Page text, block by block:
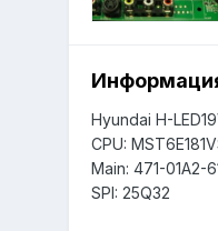
Hyundai H-
CPU:
Main: 471-01A2-
SPI: 25Q32